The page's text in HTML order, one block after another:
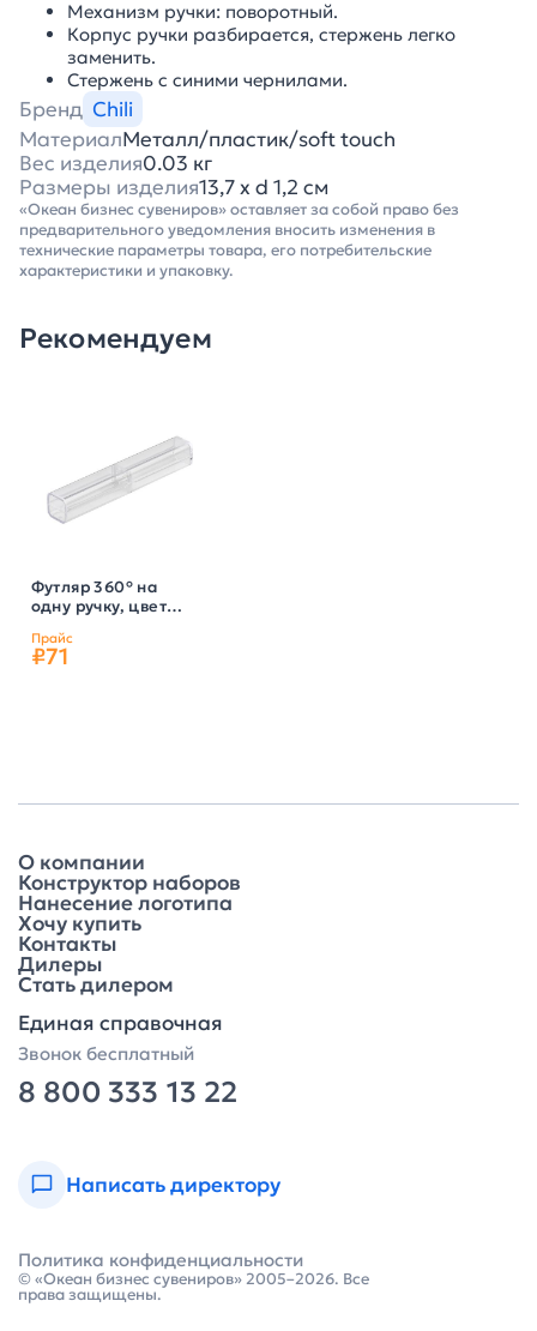
Механизм ручки: поворотный.
Корпус ручки разбирается, стержень легко
заменить.
Стержень с синими чернилами.
Бренд Chili
МатериалМеталл/пластик/soft touch
Вес изделия0.03 кг
Размеры изделия13,7 х d 1,2 см
«Океан бизнес сувениров» оставляет за собой право без
предварительного уведомления вносить изменения в
технические параметры товара, его потребительские
характеристики и упаковку.
Рекомендуем
Футляр 360° на
одну ручку, цвет
Прайс
₽71
О компании
Конструктор наборов
Нанесение логотипа
Хочу купить
Контакты
Дилеры
Стать дилером
Единая справочная
Звонок бесплатный
8 800 333 13 22
Написать директору
© «Океан бизнес сувениров» 2005–2026. Все
права защищены.
Политика конфиденциальности